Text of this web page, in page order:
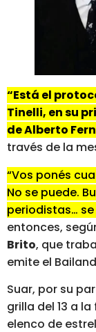
“Está el
Tinelli, en su
de Alberto
través de la
“Vos ponés
No se puede.
periodistas… se
entonces,
Brito, que
emite el
Suar, por su
grilla del 13 a
elenco de